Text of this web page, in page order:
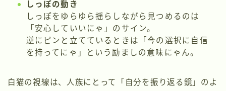
しっぽの動き
しっぽをゆらゆら揺らしながら見つめるのは
「安心していいにゃ」のサイン。
逆にピンと立てているときは「今の選択に自信
を持ってにゃ」という励ましの意味にゃん。
白猫の視線は、人族にとって「自分を振り返る鏡」のよ